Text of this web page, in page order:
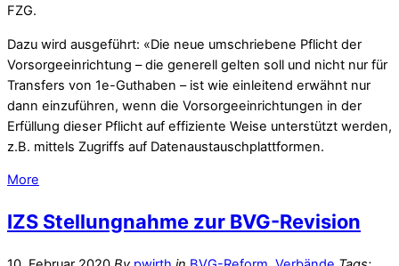
FZG.
Dazu wird ausgeführt: «Die neue umschriebene Pflicht der
Vorsorgeeinrichtung – die generell gelten soll und nicht nur für
Transfers von 1e-Guthaben – ist wie einleitend erwähnt nur
dann einzuführen, wenn die Vorsorgeeinrichtungen in der
Erfüllung dieser Pflicht auf effiziente Weise unterstützt werden,
z.B. mittels Zugriffs auf Datenaustauschplattformen.
More
IZS Stellungnahme zur BVG-Revision